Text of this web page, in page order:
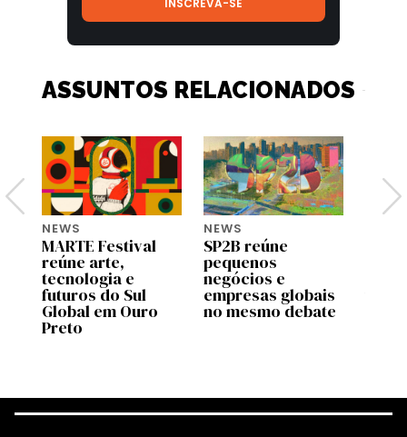
ASSUNTOS RELACIONADOS
NEWS
MARTE Festival
reúne arte,
tecnologia e
futuros do Sul
Global em Ouro
Preto
NEWS
SP2B reúne
pequenos
negócios e
empresas globais
no mesmo debate